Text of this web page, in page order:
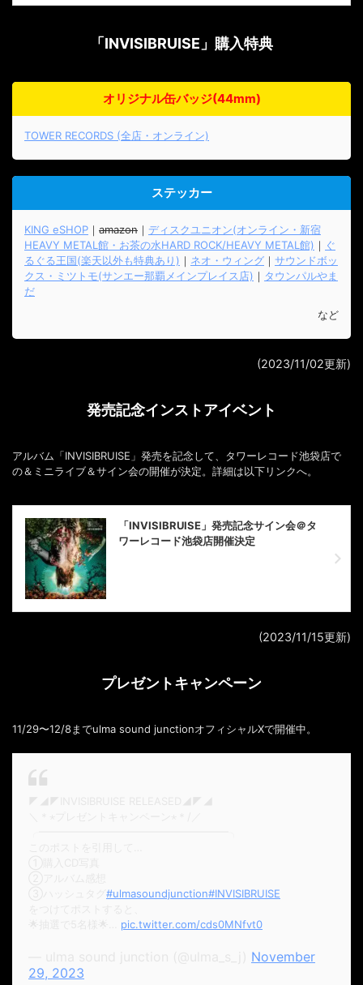
「INVISIBRUISE」 購入特典
オリジナル缶バッジ(44mm)
TOWER RECORDS (全店・オンライン)
ステッカー
KING eSHOP ｜ amazon ｜ ディスクユニオン(オンライン・新宿
HEAVY METAL館・お茶の水HARD ROCK/HEAVY METAL館) ｜ ぐ
るぐる王国(楽天以外も特典あり) ｜ ネオ・ウィング ｜ サウンドボッ
クス・ミツトモ(サンエー那覇メインプレイス店) ｜ タウンパルやま
だ
など
(2023/11/02更新)
発売記念インストアイベント
アルバム「INVISIBRUISE」発売を記念して、タワーレコード池袋店で
の＆ミニライブ＆サイン会の開催が決定。詳細は以下リンクへ。
「INVISIBRUISE」発売記念サイン会＠タ
ワーレコード池袋店開催決定
(2023/11/15更新)
プレゼントキャンペーン
11/29〜12/8までulma sound junctionオフィシャルXで開催中。
#ulmasoundjunction#INVISIBRUISE
pic.twitter.com/cds0MNfvt0
November
29, 2023